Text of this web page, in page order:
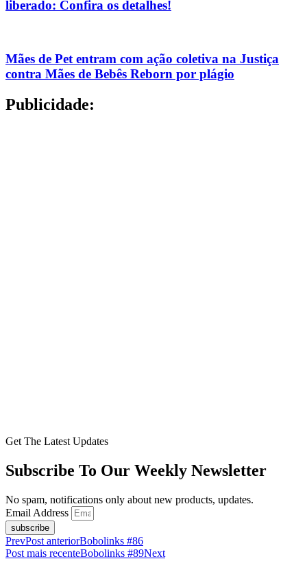
liberado: Confira os detalhes!
Mães de Pet entram com ação coletiva na Justiça
contra Mães de Bebês Reborn por plágio
Publicidade:
Get The Latest Updates
Subscribe To Our Weekly Newsletter
No spam, notifications only about new products, updates.
Email Address
subscribe
PrevPost anteriorBobolinks #86
Post mais recenteBobolinks #89Next